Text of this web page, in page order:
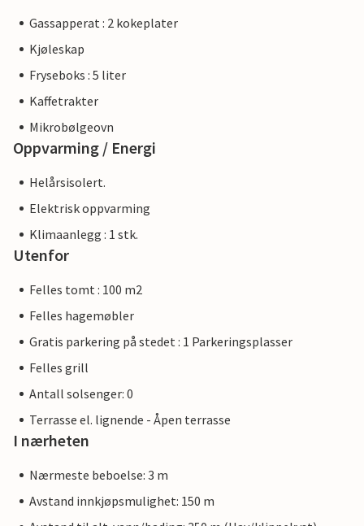
Gassapperat : 2 kokeplater
Kjøleskap
Fryseboks : 5 liter
Kaffetrakter
Mikrobølgeovn
Oppvarming / Energi
Helårsisolert.
Elektrisk oppvarming
Klimaanlegg : 1 stk.
Utenfor
Felles tomt : 100 m2
Felles hagemøbler
Gratis parkering på stedet : 1 Parkeringsplasser
Felles grill
Antall solsenger: 0
Terrasse el. lignende - Åpen terrasse
I nærheten
Nærmeste beboelse: 3 m
Avstand innkjøpsmulighet: 150 m